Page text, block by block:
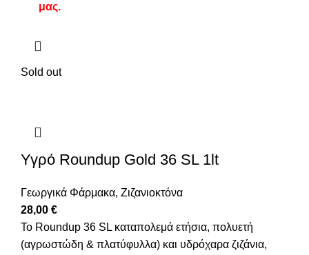
μας.
Sold out
Υγρό Roundup Gold 36 SL 1lt
Γεωργικά Φάρμακα, Ζιζανιοκτόνα
28,00 €
Το Roundup 36 SL καταπολεμά ετήσια, πολυετή
(αγρωστώδη & πλατύφυλλα) και υδρόχαρα ζιζάνια,